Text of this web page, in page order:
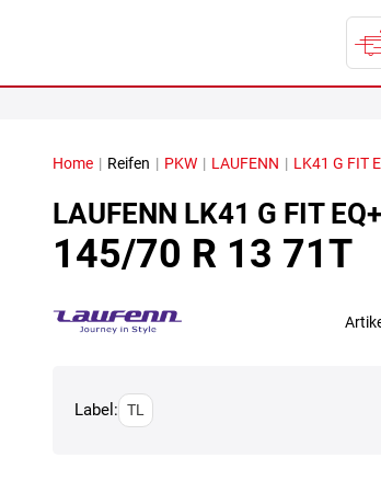
Home | Reifen | PKW | LAUFENN | LK41 G FIT
LAUFENN LK41 G FIT EQ+
145/70 R 13 71T
Label: TL